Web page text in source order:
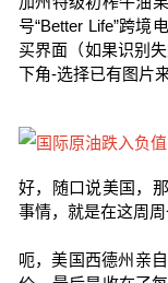
号“Better Life”跨境
买界面（如果识别
下角-选择已有图片
好，随口说美国，
事情，就是在这周周
呃，美国西德州亲